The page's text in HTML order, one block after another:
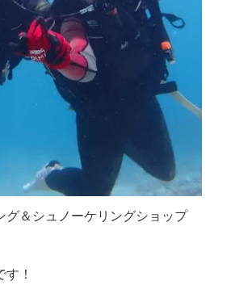
グ＆シュノーケリングショップ
！